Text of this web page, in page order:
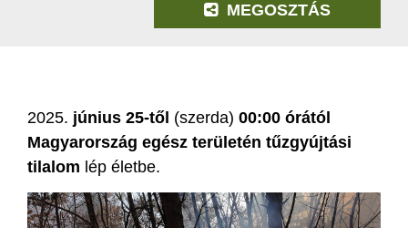
MEGOSZTÁS
2025. június 25-től (szerda) 00:00 órától
Magyarország egész területén tűzgyújtási
tilalom lép életbe.